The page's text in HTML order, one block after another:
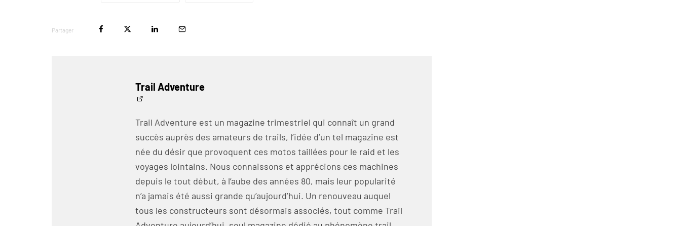
Partager
Trail Adventure
Trail Adventure est un magazine trimestriel qui connaît un grand
succès auprès des amateurs de trails, l’idée d’un tel magazine est
née du désir que provoquent ces motos taillées pour le raid et les
voyages lointains. Nous connaissons et apprécions ces machines
depuis le tout début, à l’aube des années 80, mais leur popularité
n’a jamais été aussi grande qu’aujourd’hui. Un renouveau auquel
tous les constructeurs sont désormais associés, tout comme Trail